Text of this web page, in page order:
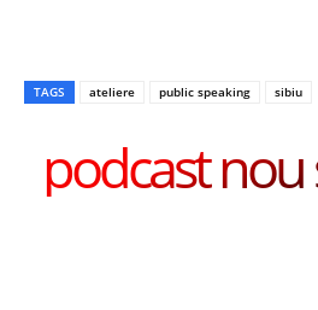
TAGS ateliere public speaking sibiu
podcast nou